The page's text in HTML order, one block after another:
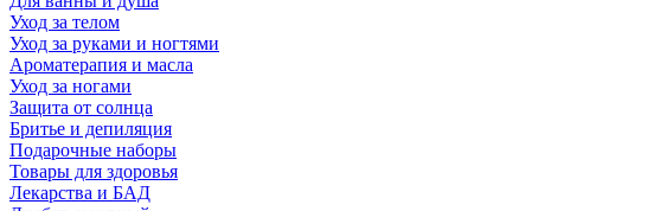
Уход за телом
Уход за руками и ногтями
Ароматерапия и масла
Уход за ногами
Защита от солнца
Бритье и депиляция
Подарочные наборы
Товары для здоровья
Лекарства и БАД